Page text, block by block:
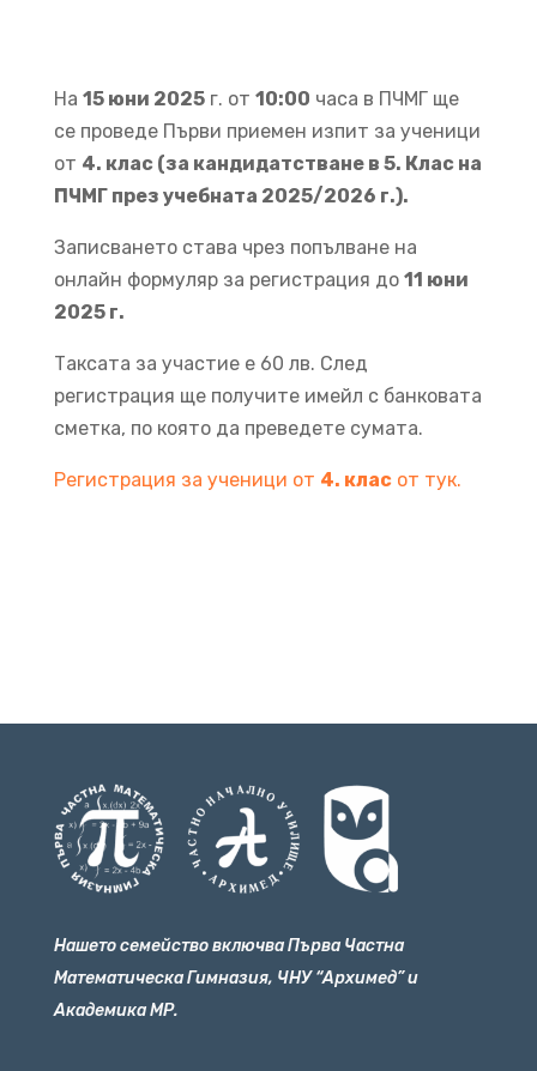
На 15 юни 2025г. от 10:00 часа в ПЧМГ ще
се проведе Първи приемен изпит за ученици
от 4. клас (за кандидатстване в 5. Клас на
ПЧМГ през учебната 2025/2026 г.).
Записването става чрез попълване на
онлайн формуляр за регистрация до 11 юни
2025 г.
Таксата за участие е 60 лв. След
регистрация ще получите имейл с банковата
сметка, по която да преведете сумата.
Регистрация за ученици от 4. класот тук.
Нашето семейство включва Първа Частна
Математическа Гимназия, ЧНУ “Архимед” и
Академика МР.